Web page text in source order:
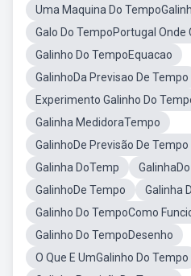
Uma Maquina Do
Galo Do TempoPortugal Onde
Galinho Do TempoEquacao
GalinhoDa Previsao De Tempo
Experimento Galinho Do
Galinha MedidoraTempo
GalinhoDe Previsão De Tempo
Galinha DoTemp
GalinhoDe Tempo
Galinha
Galinho Do TempoComo
Galinho Do TempoDesenho
O Que E UmGalinho Do Tempo